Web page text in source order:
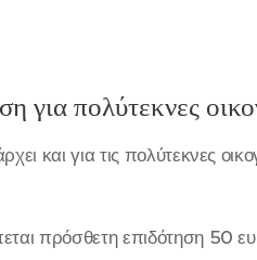
για πολύτεκνες
και για τις πολύτεκνες
πρόσθετη επιδότηση 50